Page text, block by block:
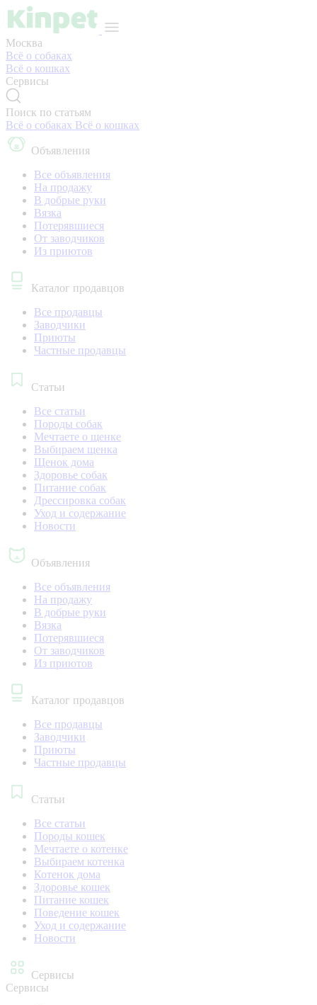
Москва
Всё о собаках
Всё о кошках
Сервисы
Поиск по статьям
Всё о собаках Всё о кошках
Объявления
Все объявления
На продажу
В добрые руки
Вязка
Потерявшиеся
От заводчиков
Из приютов
Каталог продавцов
Все продавцы
Заводчики
Приюты
Частные продавцы
Статьи
Все статьи
Породы собак
Мечтаете о щенке
Выбираем щенка
Щенок дома
Здоровье собак
Питание собак
Дрессировка собак
Уход и содержание
Новости
Объявления
Все объявления
На продажу
В добрые руки
Вязка
Потерявшиеся
От заводчиков
Из приютов
Каталог продавцов
Все продавцы
Заводчики
Приюты
Частные продавцы
Статьи
Все статьи
Породы кошек
Мечтаете о котенке
Выбираем котенка
Котенок дома
Здоровье кошек
Питание кошек
Поведение кошек
Уход и содержание
Новости
Сервисы
Сервисы